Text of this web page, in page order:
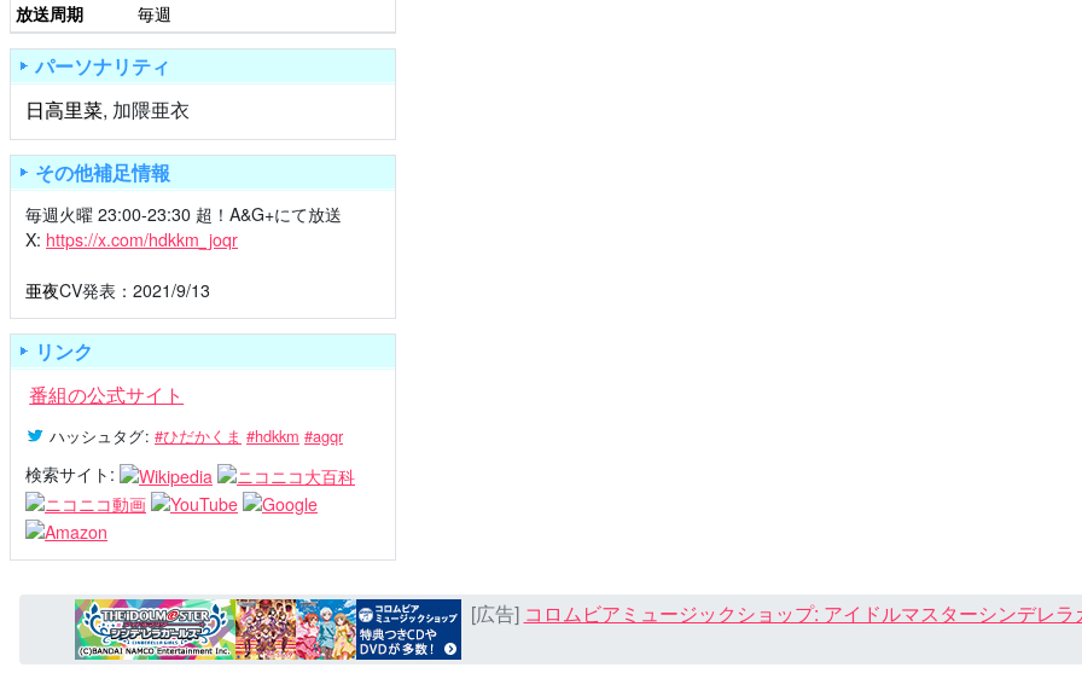
放送周期
毎週
パーソナリティ
日高里菜, 加隈亜衣
その他補足情報
毎週火曜 23:00-23:30 超！A&G+にて放送
X: https://x.com/hdkkm_joqr
亜夜CV発表：2021/9/13
リンク
番組の公式サイト
ハッシュタグ: #ひだかくま #hdkkm #agqr
検索サイト:
[広告] コロムビアミュージックショップ: アイドルマスターシンデレ